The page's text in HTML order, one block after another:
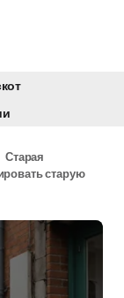
Старая
старую